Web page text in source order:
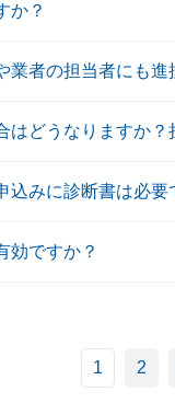
か？
業者の担当者にも
はどうなりますか
込みに診断書は必要
効ですか？
1 2